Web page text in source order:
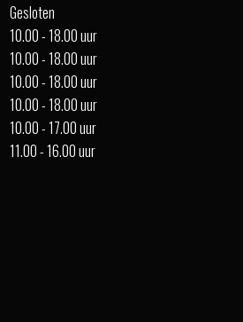
Gesloten
10.00 - 18.00 uur
10.00 - 18.00 uur
10.00 - 18.00 uur
10.00 - 18.00 uur
10.00 - 17.00 uur
11.00 - 16.00 uur